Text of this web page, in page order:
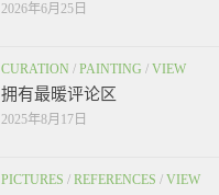
2026年6月25日
CURATION / PAINTING / VIEW
拥有最暖评论区
2025年8月17日
PICTURES / REFERENCES / VIEW